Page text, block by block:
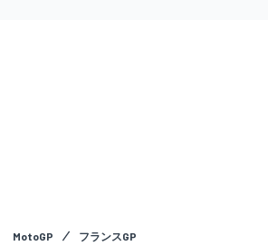
MotoGP フランスGP